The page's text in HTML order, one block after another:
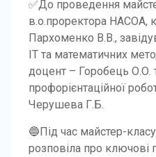
✅️До проведення
в.о.проректора НАСОА,
Пархоменко В.В.,
ІТ та математичних
доцент – Горобець О.О.
профорієнтаційної
Черушева Г.Б.
🔵Під час майстер-
розповіла про